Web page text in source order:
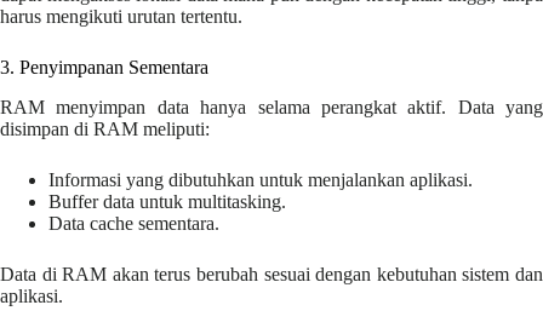
harus mengikuti urutan tertentu.
3. Penyimpanan Sementara
RAM menyimpan data hanya selama perangkat aktif. Data yang
disimpan di RAM meliputi:
Informasi yang dibutuhkan untuk menjalankan aplikasi.
Buffer data untuk multitasking.
Data cache sementara.
Data di RAM akan terus berubah sesuai dengan kebutuhan sistem dan
aplikasi.